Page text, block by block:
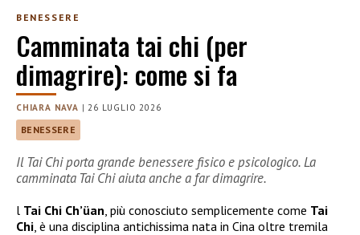
BENESSERE
Camminata tai chi (per
dimagrire): come si fa
CHIARA NAVA |26 LUGLIO 2026
BENESSERE
Il Tai Chi porta grande benessere fisico e psicologico. La
camminata Tai Chi aiuta anche a far dimagrire.
l Tai Chi Ch’üan, più conosciuto semplicemente come Tai
Chi, è una disciplina antichissima nata in Cina oltre tremila